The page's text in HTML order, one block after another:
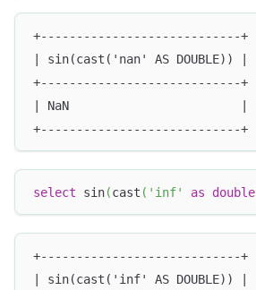
+----------------------------+
| sin(cast('nan' AS DOUBLE)) |
+----------------------------+
| NaN                        |
+----------------------------+
select sin(cast ( 'inf' as double
+----------------------------+
| sin(cast('inf' AS DOUBLE)) |